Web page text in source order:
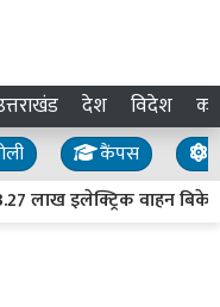
देश विदेश
कैंपस
इलेक्ट्रिक वाहन बिके,